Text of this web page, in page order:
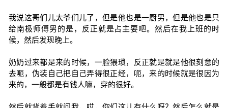
我说这哥们儿太爷们儿了，但是他也是一厨男，但是他也是只
给南极师傅男的是，反正就是占主要吧。然后在我上班的时
候，然后发现晚上。
奶奶过来都是来的时候，一脸猥琐，反正就是就是他很刻意的
去呃，伪装自己把自己弄得很正经，呃，来的时候就是很因为
来的，一般都是有钱人嘛，穿的很好。